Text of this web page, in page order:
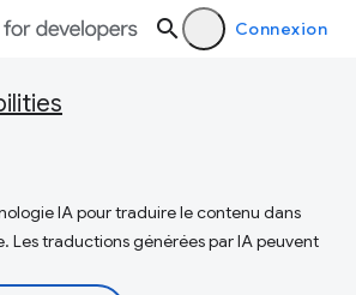
Connexion
IA pour traduire le contenu dans
Les traductions générées par IA peuvent